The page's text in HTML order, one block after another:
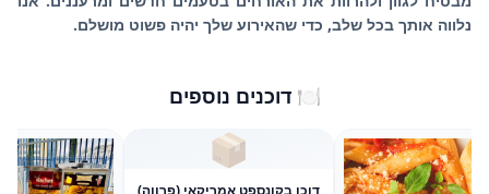
נלווה אותך בכל שלב, כדי שהאירוע שלך יהיה פשוט מושלם.
🍽️ דוכנים נוספים
📦
דוכן בקונספט אמריקאי (פרווה)